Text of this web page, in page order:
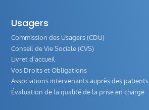
Usagers
Commission des Usagers (CDU)
Conseil de Vie Sociale (CVS)
Livret d’accueil
Vos Droits et Obligations
Associations intervenants auprès des patients
Évaluation de la qualité de la prise en charge